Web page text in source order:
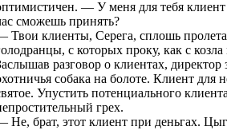
— У меня для тебя клиент
сможешь принять?
Твои клиенты, Серега, сплошь
с которых проку, как с
разговор о клиентах, директор
собака на болоте. Клиент для
Упустить потенциального
грех.
Не, брат, этот клиент при деньгах.